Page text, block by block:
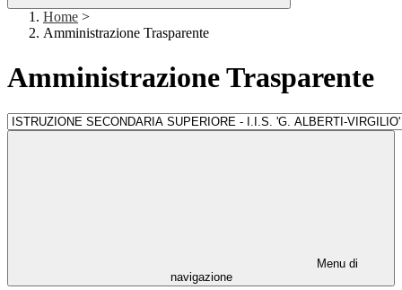
Home >
Amministrazione Trasparente
Amministrazione Trasparente
Menu di
navigazione